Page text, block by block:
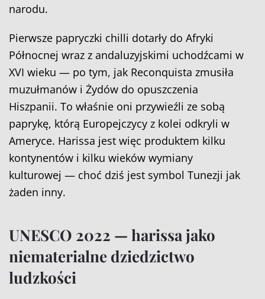
narodu.
Pierwsze papryczki chilli dotarły do Afryki
Północnej wraz z andaluzyjskimi uchodźcami w
XVI wieku — po tym, jak Reconquista zmusiła
muzułmanów i Żydów do opuszczenia
Hiszpanii. To właśnie oni przywieźli ze sobą
paprykę, którą Europejczycy z kolei odkryli w
Ameryce. Harissa jest więc produktem kilku
kontynentów i kilku wieków wymiany
kulturowej — choć dziś jest symbol Tunezji jak
żaden inny.
UNESCO 2022 — harissa jako
niematerialne dziedzictwo
ludzkości